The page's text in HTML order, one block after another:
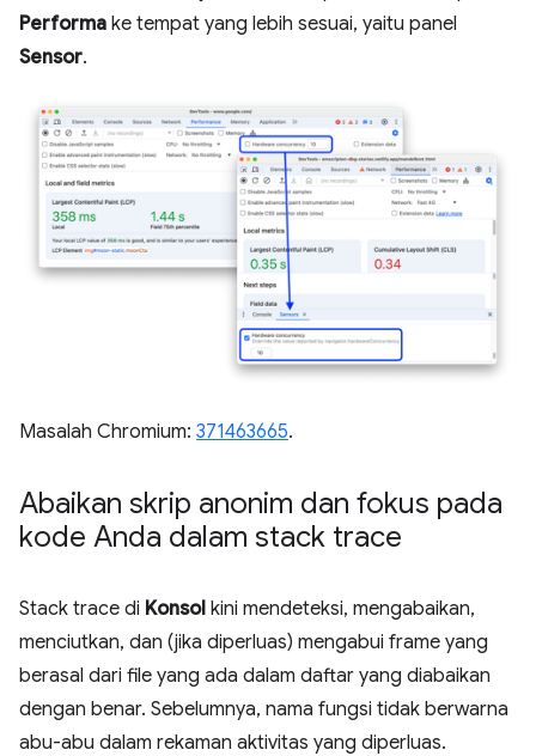
Performa ke tempat yang lebih sesuai, yaitu panel
Sensor.
Masalah Chromium: 371463665.
Abaikan skrip anonim dan fokus pada
kode Anda dalam stack trace
Stack trace di Konsol kini mendeteksi, mengabaikan,
menciutkan, dan (jika diperluas) mengabui frame yang
berasal dari file yang ada dalam daftar yang diabaikan
dengan benar. Sebelumnya, nama fungsi tidak berwarna
abu-abu dalam rekaman aktivitas yang diperluas.